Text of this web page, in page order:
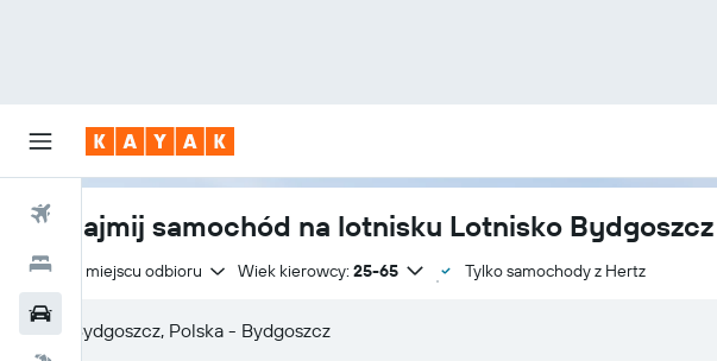
Loty
Hotele
Wynajmij samochód na lotnisku Lotnisko
Zwrot w miejscu odbioru Wiek kierowcy: 25-65 Tylko samochody z Hertz